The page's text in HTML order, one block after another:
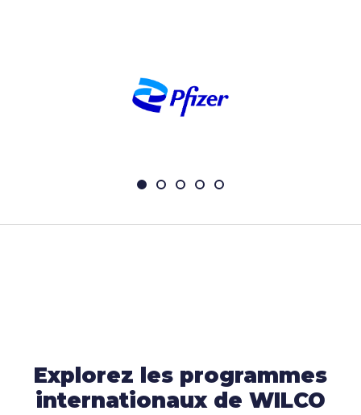
Discutons-en
Explorez les programmes
internationaux de WILCO